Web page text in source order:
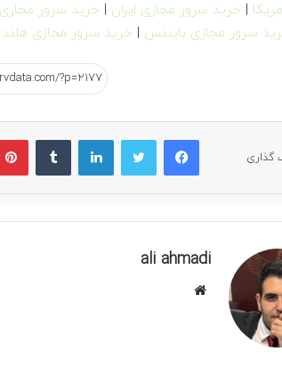
| خرید سرور مجازی ایران | خرید سرور
سرور مجازی بایننس | خرید سرور مجازی هلند
گذاری
فیسبوک لینکداین
ali ahmadi